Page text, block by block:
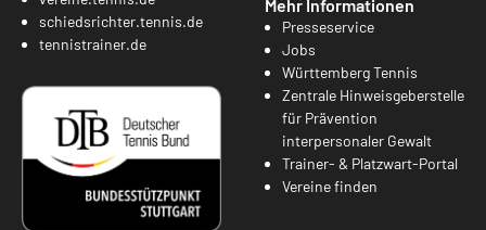
schiedsrichter.tennis.de
tennistrainer.de
Mehr Informationen
Presseservice
Jobs
Württemberg Tennis
Zentrale Hinweisgeberstelle
für Prävention
interpersonaler Gewalt
Trainer- & Platzwart-Portal
Vereine finden